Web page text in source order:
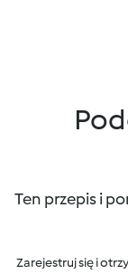
Ten przepis i
Zarejestruj się i